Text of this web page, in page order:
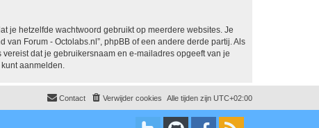
je hetzelfde wachtwoord gebruikt op meerdere websites. Je
Forum - Octolabs.nl”, phpBB of een andere derde partij. Als
dat je gebruikersnaam en e-mailadres opgeeft van je
aanmelden.
Alle tijden zijn UTC+02:00
Verwijder cookies
Contact